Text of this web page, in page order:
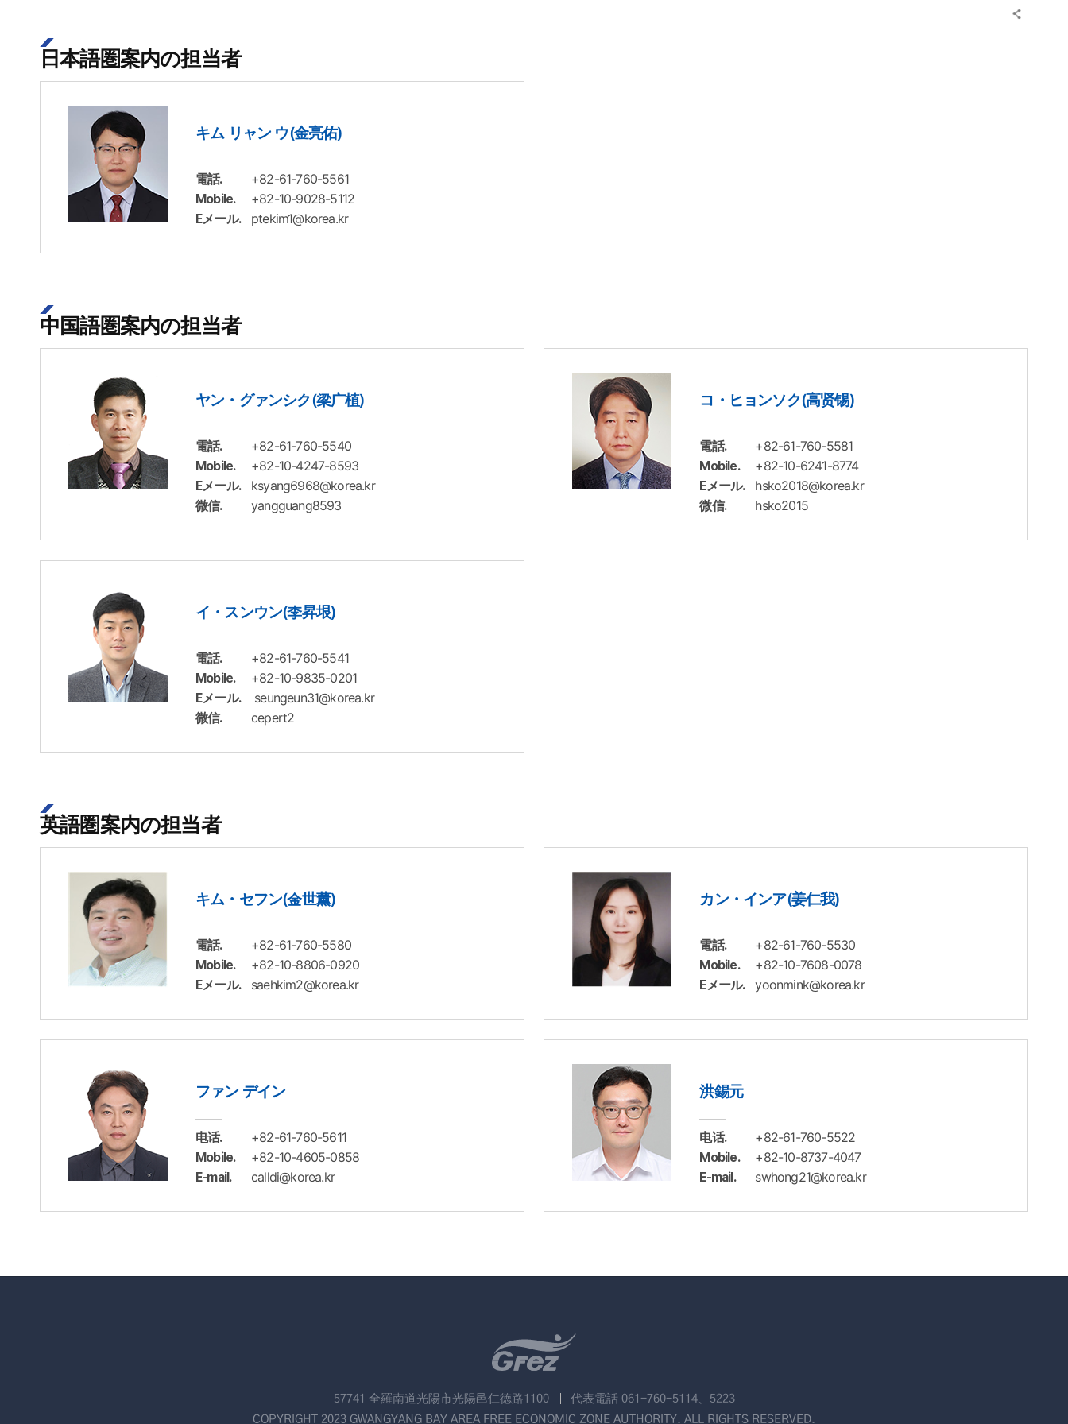
日本語圏案内の担当者
キム リャン ウ(金亮佑)
電話. +82-61-760-5561
Mobile. +82-10-9028-5112
Eメール. ptekim1@korea.kr
中国語圏案内の担当者
ヤン・グァンシク(梁广植)
電話. +82-61-760-5540
Mobile. +82-10-4247-8593
Eメール. ksyang6968@korea.kr
微信. yangguang8593
コ・ヒョンソク(高贤锡)
電話. +82-61-760-5581
Mobile. +82-10-6241-8774
Eメール. hsko2018@korea.kr
微信. hsko2015
イ・スンウン(李昇垠)
電話. +82-61-760-5541
Mobile. +82-10-9835-0201
Eメール. seungeun31@korea.kr
微信. cepert2
英語圏案内の担当者
キム・セフン(金世薰)
電話. +82-61-760-5580
Mobile. +82-10-8806-0920
Eメール. saehkim2@korea.kr
カン・インア(姜仁我)
電話. +82-61-760-5530
Mobile. +82-10-7608-0078
Eメール. yoonmink@korea.kr
ファン デイン
电话. +82-61-760-5611
Mobile. +82-10-4605-0858
E-mail. calldi@korea.kr
洪錫元
电话. +82-61-760-5522
Mobile. +82-10-8737-4047
E-mail. swhong21@korea.kr
57741 全羅南道光陽市光陽邑仁徳路1100
代表電話 061-760-5114、5223
COPYRIGHT 2023 GWANGYANG BAY AREA FREE ECONOMIC ZONE AUTHORITY. ALL RIGHTS RESERVED.